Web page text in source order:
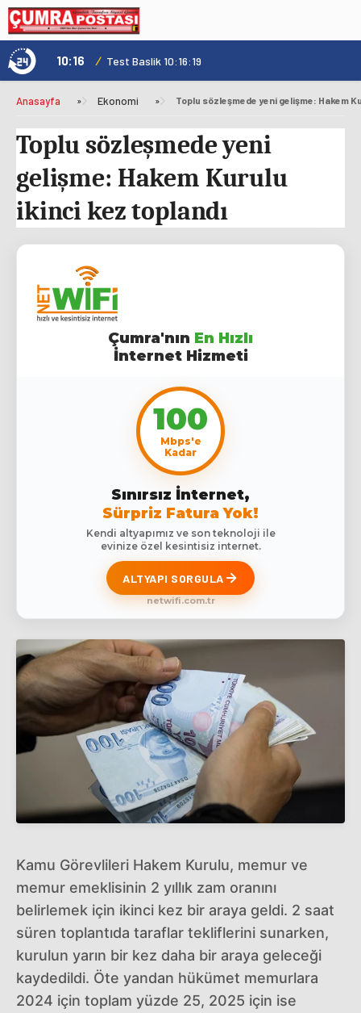
10:16 / Test Baslik 10:16:19
Anasayfa » Ekonomi » Toplu sözleşmede yeni gelişme: Hakem
Toplu sözleşmede yeni
gelişme: Hakem Kurulu
ikinci kez toplandı
Çumra'nın En Hızlı
İnternet Hizmeti
100
Mbps'e
Kadar
Sınırsız İnternet,
Sürpriz Fatura Yok!
Kendi altyapımız ve son teknoloji ile
evinize özel kesintisiz internet.
ALTYAPI SORGULA
netwifi.com.tr
Kamu Görevlileri Hakem Kurulu, memur ve
memur emeklisinin 2 yıllık zam oranını
belirlemek için ikinci kez bir araya geldi. 2 saat
süren toplantıda taraflar tekliflerini sunarken,
kurulun yarın bir kez daha bir araya geleceği
kaydedildi. Öte yandan hükümet memurlara
2024 için toplam yüzde 25, 2025 için ise